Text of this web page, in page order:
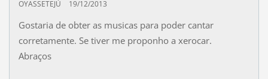
OYASSETEJÚ 19/12/2013
Gostaria de obter as musicas para poder cantar
corretamente. Se tiver me proponho a xerocar.
Abraços